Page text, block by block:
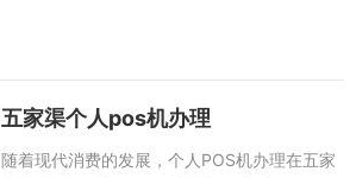
五家渠个人pos机办理
随着现代消费的发展，个人POS机办理在五家